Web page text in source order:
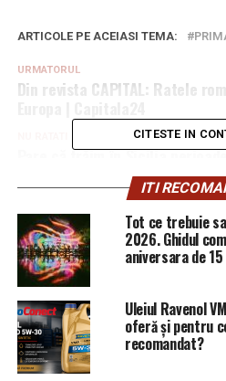
ARTICOLE PE ACEIASI TEMA:
URMATORUL
Din revista CAPITAL: Ratele
Pare că trăim în Sicilia
condus de Cosa Nostra |
CITESTE IN
ITI
Tot ce trebuie
2026. Ghidul
aniversara de
Uleiul Ravenol
oferă și pentru
recomandat?